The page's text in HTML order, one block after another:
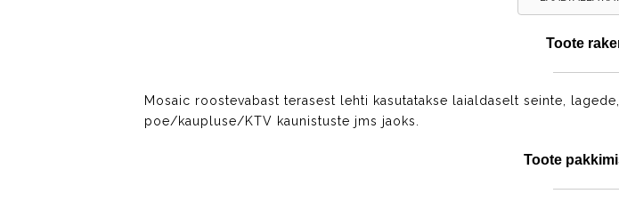
Toote
Mosaic roostevabast terasest lehti kasutatakse laialdaselt seinte,
poe/kaupluse/KTV kaunistuste jms jaoks.
Toote